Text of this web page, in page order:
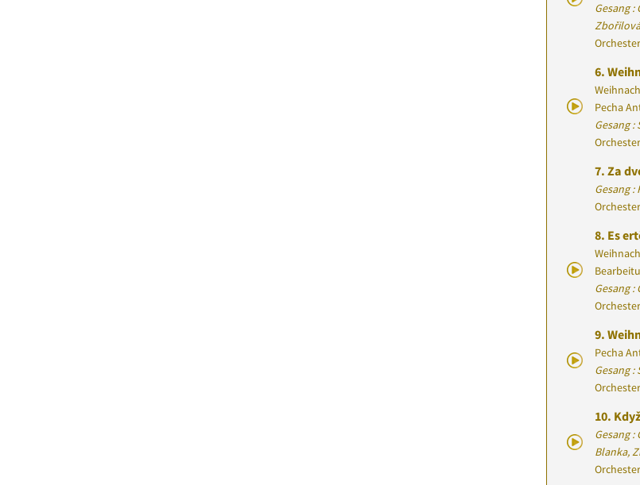
Gesang
6.
Pecha
Gesang :
7. Za
Gesang :
8. Es
Gesang
9.
Pecha
Gesang :
10.
Gesang
Blanka,